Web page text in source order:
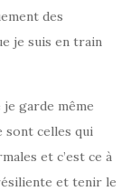
des
je suis en train
garde même
sont celles qui
et c’est ce à
et tenir le